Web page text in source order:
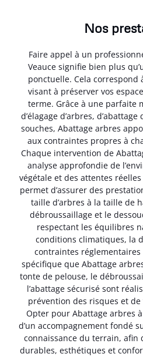
Nos
Faire appel à un
Veauce signifie bien plus
ponctuelle. Cela correspond
visant à préserver vos
terme. Grâce à une parfaite
d’élagage d’arbres,
souches, Abattage arbres
aux contraintes propres à
Chaque intervention de
analyse approfondie de
végétale et des attentes
permet d’assurer des
taille d’arbres à la taille de
débroussaillage et le
respectant les équilibres
conditions climatiques, la
contraintes
spécifique que Abattage
tonte de pelouse, le
l’abattage sécurisé sont
prévention des risques et
Opter pour Abattage arbres à
d’un accompagnement fondé
connaissance du terrain, afin
durables, esthétiques et